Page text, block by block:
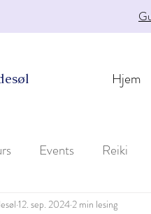
Hjem
Events Reiki
12. sep. 2024 2 min lesing